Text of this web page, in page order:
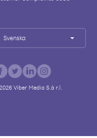
Svenska
2026Viber Media S.à r.l.